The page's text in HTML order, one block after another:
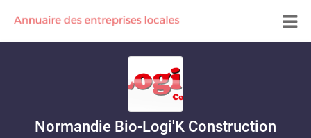
Normandie Bio-Logi'K Construction